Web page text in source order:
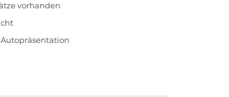
vorhanden